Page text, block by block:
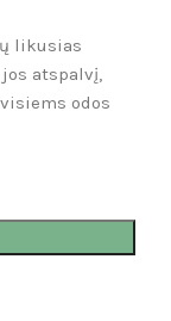
likusias
atspalvį,
odos